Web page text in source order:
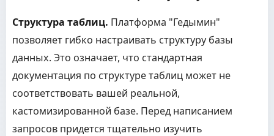
Структура таблиц. Платформа "Гедымин"
позволяет гибко настраивать структуру базы
данных. Это означает, что стандартная
документация по структуре таблиц может не
соответствовать вашей реальной,
кастомизированной базе. Перед написанием
запросов придется тщательно изучить